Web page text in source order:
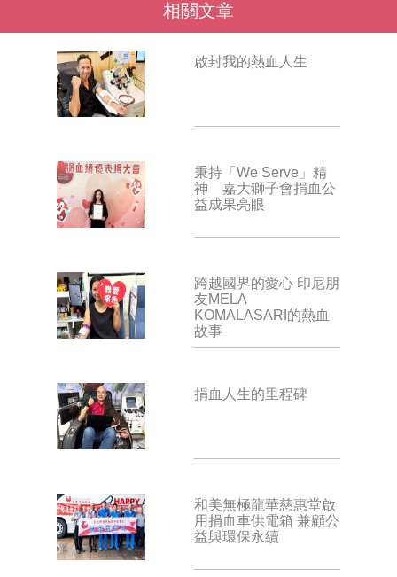
相關文章
啟封我的熱血人生
秉持「We Serve」精
神 嘉大獅子會捐血公
益成果亮眼
跨越國界的愛心 印尼朋
友MELA
KOMALASARI的熱血
故事
捐血人生的里程碑
和美無極龍華慈惠堂啟
用捐血車供電箱 兼顧公
益與環保永續